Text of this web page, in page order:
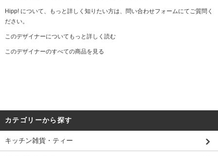
Hipp! について、もっと詳しく知りたい方は、問い合わせフォームにてご質問く
ださい。
このデザイナーについてもっと詳しく読む
このデザイナーのすべての商品を見る
カテゴリーから探す
キッチン雑貨・ティー